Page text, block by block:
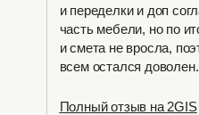
Полный отзыв на 2GIS
и переделки и доп
часть мебели, но по
и смета не вросла,
всем остался доволен.